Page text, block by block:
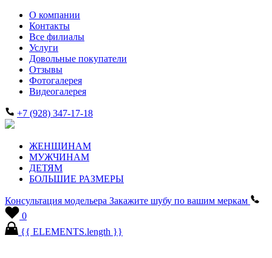
О компании
Контакты
Все филиалы
Услуги
Довольные покупатели
Отзывы
Фотогалерея
Видеогалерея
+7 (928) 347-17-18
ЖЕНЩИНАМ
МУЖЧИНАМ
ДЕТЯМ
БОЛЬШИЕ РАЗМЕРЫ
Консультация модельера Закажите шубу по вашим меркам
0
{{ ELEMENTS.length }}